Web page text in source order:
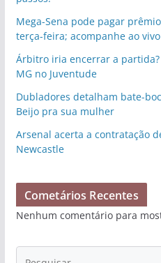
Mega-Sena pode pagar
terça-feira; acompanhe ao vivo
Árbitro iria encerrar a
MG no Juventude
Dubladores detalham bate-
Beijo pra sua mulher
Arsenal acerta a contratação
Newcastle
Cometários Recentes
Nenhum comentário para